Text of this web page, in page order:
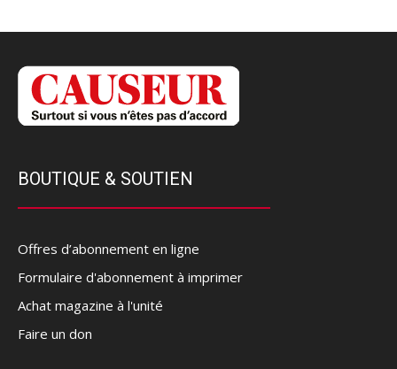
BOUTIQUE & SOUTIEN
Offres d’abonnement en ligne
Formulaire d'abonnement à imprimer
Achat magazine à l'unité
Faire un don